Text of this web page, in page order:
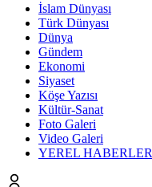
İslam Dünyası
Türk Dünyası
Dünya
Gündem
Ekonomi
Siyaset
Köşe Yazısı
Kültür-Sanat
Foto Galeri
Video Galeri
YEREL HABERLER